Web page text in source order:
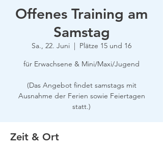
Offenes Training am
Samstag
Sa., 22. Juni
  |
Plätze 15 und 16
für Erwachsene & Mini/Maxi/Jugend
(Das Angebot findet samstags mit
Ausnahme der Ferien sowie Feiertagen
Zeit & Ort